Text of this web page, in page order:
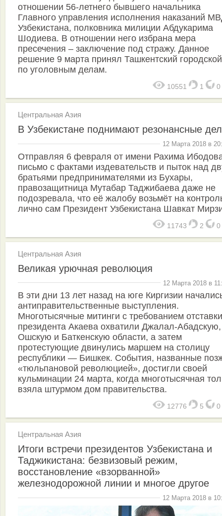
отношении 56-летнего бывшего начальника
Главного управления исполнения наказаний
Узбекистана, полковника милиции Абдукарима
Шодиева. В отношении него избрана мера
пресечения – заключение под стражу. Данное
решение 9 марта принял Ташкентский
по уголовным делам.
10551 1 0
Центральная Азия
В Узбекистане поднимают резонансные
12 Марта 2018 в
Отправляя 6 февраля от имени Рахима
письмо с фактами издевательств и пыток над
братьями предпринимателями из Бухары,
правозащитница Мутабар Таджибаева даже не
подозревала, что её жалобу возьмёт на
лично сам Президент Узбекистана Шавкат
11743 2 0
Центральная Азия
Великая урючная революция
12 Марта 2018 в
В эти дни 13 лет назад на юге Киргизии
антиправительственные выступления.
Многотысячные митинги с требованием отставки
президента Акаева охватили Джалал-Абадскую,
Ошскую и Баткенскую области, а затем
протестующие двинулись маршем на столицу
республики — Бишкек. События, названные
«тюльпановой революцией», достигли своей
кульминации 24 марта, когда многотысячная
взяла штурмом дом правительства.
12776 5 0
Центральная Азия
Итоги встречи президентов Узбекистана и
Таджикистана: безвизовый режим,
восстановление «взорванной»
железнодорожной линии и многое другое
12 Марта 2018 в